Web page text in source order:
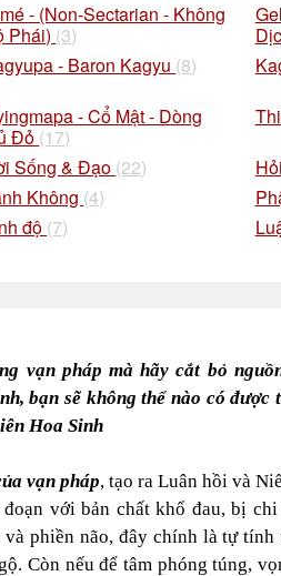
- (Non-Sectarian - Không
Phái) (3)
- Baron Kagyu (8)
- Cổ Mật - Dòng
Đỏ (17)
Sống & Đạo (22)
Không (4)
độ (7)
vạn pháp mà hãy cắt bỏ
bạn sẽ không thể nào có
Hoa Sinh
vạn pháp, tạo ra Luân hồi và
với bản chất khổ đau, bị
phiền não, đây chính là tự tính
Còn nếu để tâm phóng túng,